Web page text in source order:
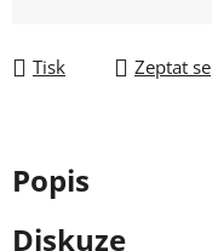
Tisk Zeptat se
Popis
Diskuze